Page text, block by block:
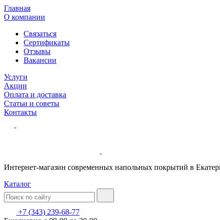
Главная
О компании
Связаться
Сертификаты
Отзывы
Вакансии
Услуги
Акции
Оплата и доставка
Статьи и советы
Контакты
Интернет-магазин современных напольных покрытий в
Каталог
+7 (343) 239-68-77